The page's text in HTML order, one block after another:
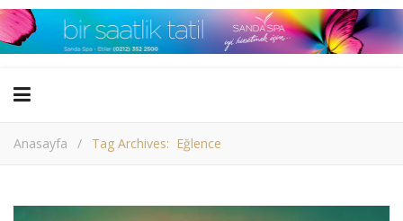
Anasayfa / Tag Archives: Eğlence